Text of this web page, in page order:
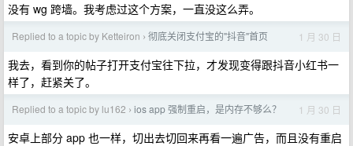
没有 wg 跨墙。我考虑过这个方案，一直没这么弄。
Replied to a topic by Ketteiron › 彻底关闭支付宝的"抖音"首页 1 月 30 日
我去，看到你的帖子打开支付宝往下拉，才发现变得跟抖音小红书一
样了，赶紧关了。
Replied to a topic by lu162 › ios app 强制重启，是内存不够么？ 1 月 30 日
安卓上部分 app 也一样，切出去切回来再看一遍广告，而且没有重启